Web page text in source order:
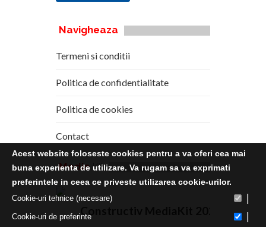
Navigheaza
Termeni si conditii
Politica de confidentialitate
Politica de cookies
Contact
Media Kit
Constructiv MediaKit 2020
Acest website foloseste cookies pentru a va oferi cea mai
buna experienta de utilizare. Va rugam sa va exprimati
preferintele in ceea ce priveste utilizarea cookie-urilor.
Cookie-uri tehnice (necesare)
Cookie-uri de preferinte